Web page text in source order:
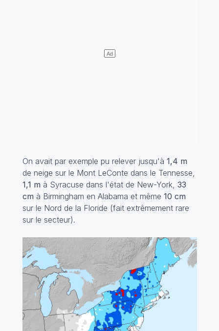
On avait par exemple pu relever jusqu'à 1,4 m
de neige sur le Mont LeConte dans le Tennesse,
1,1 m à Syracuse dans l'état de New-York, 33
cm à Birmingham en Alabama et même 10 cm
sur le Nord de la Floride (fait extrêmement rare
sur le secteur).